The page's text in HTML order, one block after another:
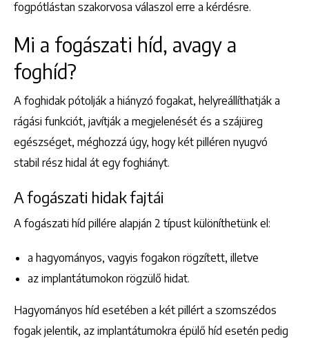
fogpótlástan szakorvosa válaszol erre a kérdésre.
Mi a fogászati híd, avagy a
foghíd?
A foghidak pótolják a hiányzó fogakat, helyreállíthatják a
rágási funkciót, javítják a megjelenését és a szájüreg
egészséget, méghozzá úgy, hogy két pilléren nyugvó
stabil rész hidal át egy foghiányt.
A fogászati hidak fajtái
A fogászati híd pillére alapján 2 típust különíthetünk el:
a hagyományos, vagyis fogakon rögzített, illetve
az implantátumokon rögzülő hidat.
Hagyományos híd esetében a két pillért a szomszédos
fogak jelentik, az implantátumokra épülő híd esetén pedig